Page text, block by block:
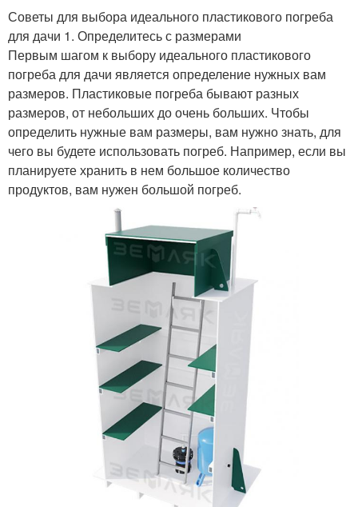
Советы для выбора идеального пластикового погреба
для дачи 1. Определитесь с размерами
Первым шагом к выбору идеального пластикового
погреба для дачи является определение нужных вам
размеров. Пластиковые погреба бывают разных
размеров, от небольших до очень больших. Чтобы
определить нужные вам размеры, вам нужно знать, для
чего вы будете использовать погреб. Например, если вы
планируете хранить в нем большое количество
продуктов, вам нужен большой погреб.